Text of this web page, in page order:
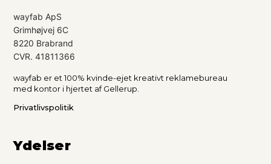
wayfab ApS
Grimhøjvej 6C
8220 Brabrand
CVR. 41811366
wayfab er et 100% kvinde-ejet kreativt reklamebureau
med kontor i hjertet af Gellerup.
Privatlivspolitik
Ydelser